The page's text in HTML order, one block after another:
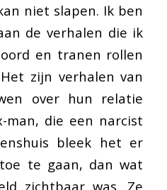
niet slapen. Ik ben
de verhalen die ik
en tranen rollen
zijn verhalen van
over hun relatie
die een narcist
bleek het er
te gaan, dan wat
zichtbaar was. Ze